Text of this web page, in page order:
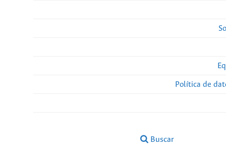
Política de
Buscar